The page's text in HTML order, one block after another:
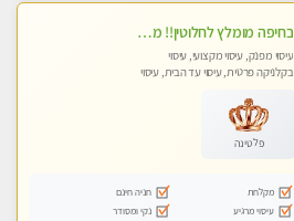
בחיפה מומלץ לחלוטין!! מעסה יפה איכותית מקצועית ומפנקת מאוד פרטי מומלץ בחום.עיסוי מפנק מאוווד.
עיסוי מפנק, עיסוי מקצועי, עיסוי
בקלניקה פרטית, עיסוי עד הבית, עיסוי
פלטינה
מקלחת
חניה חינם
עיסוי מרגיע
נקי ומסודר